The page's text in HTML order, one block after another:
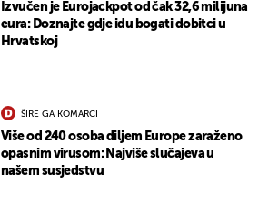
Izvučen je Eurojackpot od čak 32,6 milijuna
eura: Doznajte gdje idu bogati dobitci u
Hrvatskoj
ŠIRE GA KOMARCI
Više od 240 osoba diljem Europe zaraženo
opasnim virusom: Najviše slučajeva u
našem susjedstvu